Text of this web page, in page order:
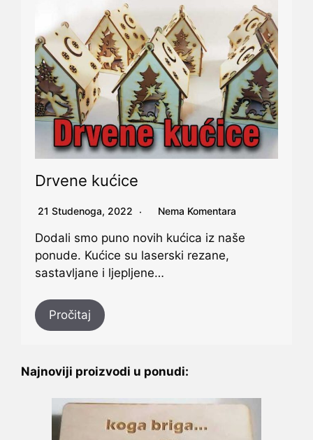
Drvene kućice
21 Studenoga, 2022 Nema Komentara
Dodali smo puno novih kućica iz naše
ponude. Kućice su laserski rezane,
sastavljane i ljepljene…
Pročitaj
Najnoviji proizvodi u ponudi: